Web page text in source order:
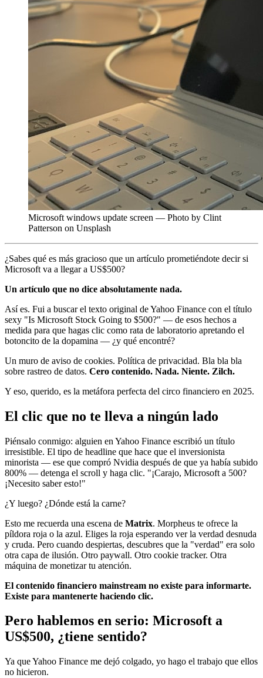
Microsoft windows update screen — Photo by Clint
Patterson on Unsplash
¿Sabes qué es más gracioso que un artículo prometiéndote decir si
Microsoft va a llegar a US$500?
Un artículo que no dice absolutamente nada.
Así es. Fui a buscar el texto original de Yahoo Finance con el título
sexy "Is Microsoft Stock Going to $500?" — de esos hechos a
medida para que hagas clic como rata de laboratorio apretando el
botoncito de la dopamina — ¿y qué encontré?
Un muro de aviso de cookies. Política de privacidad. Bla bla bla
sobre rastreo de datos. Cero contenido. Nada. Niente. Zilch.
Y eso, querido, es la metáfora perfecta del circo financiero en 2025.
El clic que no te lleva a ningún lado
Piénsalo conmigo: alguien en Yahoo Finance escribió un título
irresistible. El tipo de headline que hace que el inversionista
minorista — ese que compró Nvidia después de que ya había subido
800% — detenga el scroll y haga clic. "¡Carajo, Microsoft a 500?
¡Necesito saber esto!"
¿Y luego? ¿Dónde está la carne?
Esto me recuerda una escena de Matrix. Morpheus te ofrece la
píldora roja o la azul. Eliges la roja esperando ver la verdad desnuda
y cruda. Pero cuando despiertas, descubres que la "verdad" era solo
otra capa de ilusión. Otro paywall. Otro cookie tracker. Otra
máquina de monetizar tu atención.
El contenido financiero mainstream no existe para informarte.
Existe para mantenerte haciendo clic.
Pero hablemos en serio: Microsoft a
US$500, ¿tiene sentido?
Ya que Yahoo Finance me dejó colgado, yo hago el trabajo que ellos
no hicieron.